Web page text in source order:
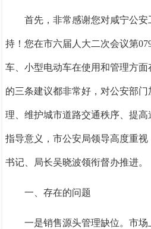
首先，非常感谢您对咸宁公
持！您在市六届人大二次会议第
车、小型电动车在使用和管理方
的三条建议都非常好， 对公安部门
理、维护城市道路交通秩序、提
指导意义，市公安局领导高度重
书记、局长吴晓波领衔督办推进。
一、存在的问题
一是销售源头管理缺位。市场